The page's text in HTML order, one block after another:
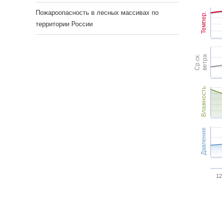
Темпер.
Ср.ск.ветра
Влажность
Давление
Пожароопасность в лесных массивах по
территории России